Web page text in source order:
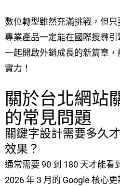
數位轉型雖然充滿挑戰，但
專業產品一定能在國際搜尋
一起開啟外銷成長的新篇章
實力！
關於台北網站
的常見問題
關鍵字設計需要多久
效果？
通常需要 90 到 180 天才能看
2026 年 3 月的 Google 核心